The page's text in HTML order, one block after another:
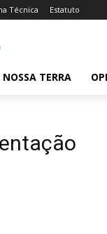
Técnica Estatuto
NOSSA TERRA